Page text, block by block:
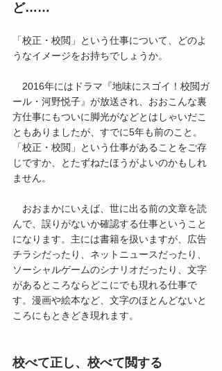
ど……
「校正・校閲」という仕事について、どのよ
うなイメージをお持ちでしょうか。
2016年にはドラマ『地味にスゴイ！校閲ガ
ール・河野悦子』が放送され、おおこんな裏
方仕事にもついに脚光がなどとはしゃいだこ
ともありましたが、すでに5年も前のこと。
「校正・校閲」という仕事があることをご存
じですか、とたずねたほうがよいのかもしれ
ません。
おおまかにいえば、世に出る前の文章を読
んで、誤りがないか確認する仕事ということ
になります。主には書籍を扱いますが、広告
チラシだったり、ネットニュースだったり、
ソーシャルゲームのシナリオだったり、文字
があるところならどこにでも現れる仕事で
す。漫画や絵本など、文字のほとんどないと
ころにもときどき現れます。
校べて正し、校べて閲する